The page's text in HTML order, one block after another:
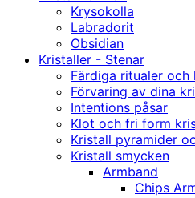
Krysokolla
Labradorit
Obsidian
Kristaller - Stenar
Färdiga ritualer
Förvaring av dina
Intentions påsar
Klot och fri form
Kristall pyramider
Kristall smycken
Armband
Chips